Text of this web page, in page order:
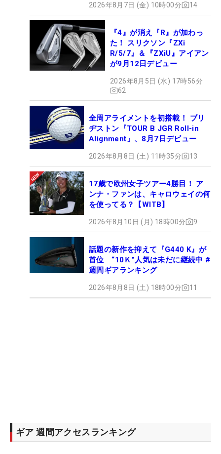
2026年8月7日 (金) 10時00分 14
『4』が消え『R』が加わっ
た！ スリクソン『ZXi
R/5/7』＆『ZXiU』アイアン
が9月12日デビュー
2026年8月5日 (水) 17時56分
62
全周アライメントを初搭載！ ブリ
ヂストン『TOUR B JGR Roll-in
Alignment』、8月7日デビュー
2026年8月8日 (土) 11時35分 13
17歳で欧州女子ツアー4勝目！ ア
ンナ・ファンは、キャロウェイの何
を使ってる？【WITB】
2026年8月10日 (月) 18時00分 9
話題の新作を抑えて『G440 K』が
首位 “10Ｋ”人気は未だに継続中 #
週間ギアランキング
2026年8月8日 (土) 18時00分 11
ギア 週間アクセスランキング